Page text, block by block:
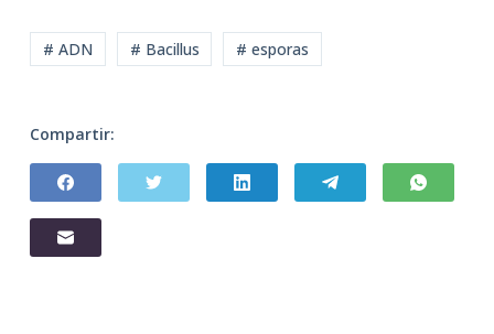
# ADN # Bacillus # esporas
Compartir: